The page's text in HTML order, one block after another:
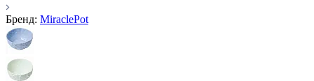
Бренд: MiraclePot